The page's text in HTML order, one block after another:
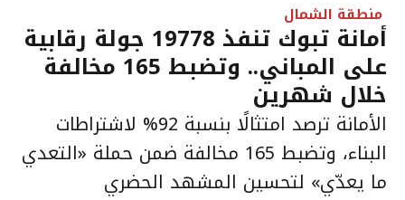
منطقة الشمال
أمانة تبوك تنفذ 19778 جولة رقابية
على المباني.. وتضبط 165 مخالفة
خلال شهرين
الأمانة ترصد امتثالًا بنسبة 92% لاشتراطات
البناء، وتضبط 165 مخالفة ضمن حملة «التعدي
ما يعدّي» لتحسين المشهد الحضري